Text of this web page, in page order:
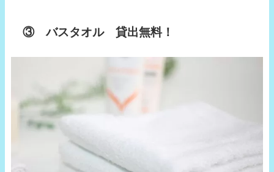
③ バスタオル 貸出無料！